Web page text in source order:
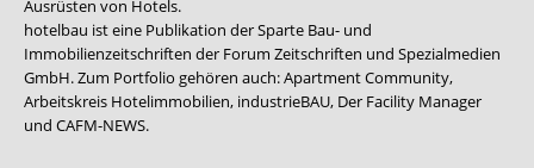
Ausrüsten von Hotels.
hotelbau ist eine Publikation der Sparte Bau- und
Immobilienzeitschriften der Forum Zeitschriften und Spezialmedien
GmbH. Zum Portfolio gehören auch:Apartment Community,
Arbeitskreis Hotelimmobilien, industrieBAU, Der Facility Manager
und CAFM-NEWS.